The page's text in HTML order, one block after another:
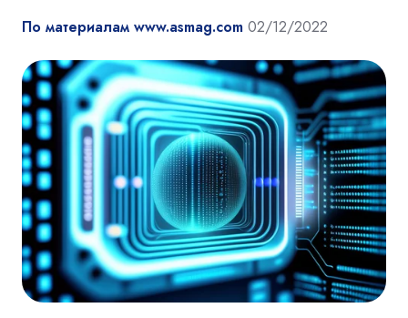
По материалам www.asmag.com 02/12/2022